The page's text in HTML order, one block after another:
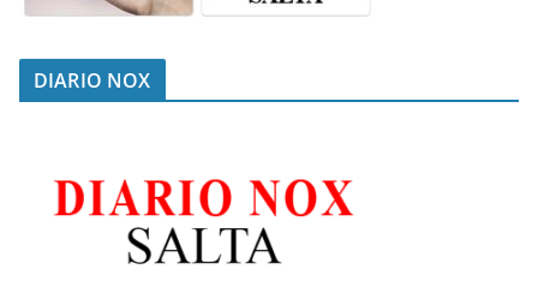
DIARIO NOX